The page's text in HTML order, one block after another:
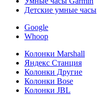
Детские умные часы
Google
Whoop
Колонки Marshall
Яндекс Станция
Колонки Другие
Колонки Bose
Колонки JBL